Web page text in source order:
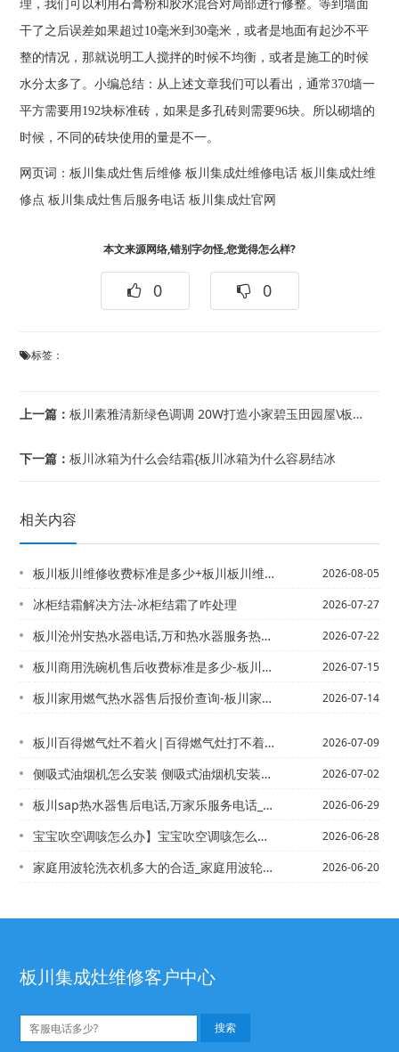
理，我们可以利用石膏粉和胶水混合对局部进行修整。等到墙面
干了之后误差如果超过10毫米到30毫米，或者是地面有起沙不平
整的情况，那就说明工人搅拌的时候不均衡，或者是施工的时候
水分太多了。小编总结：从上述文章我们可以看出，通常370墙一
平方需要用192块标准砖，如果是多孔砖则需要96块。所以砌墙的
时候，不同的砖块使用的量是不一。
网页词：板川集成灶售后维修 板川集成灶维修电话 板川集成灶维
修点 板川集成灶售后服务电话 板川集成灶官网
本文来源网络,错别字勿怪,您觉得怎么样?
0 0
标签：
上一篇：板川素雅清新绿色调调 20W打造小家碧玉田园屋\板川素雅自然休闲感 89平巴厘岛...
下一篇：板川冰箱为什么会结霜{板川冰箱为什么容易结冰
相关内容
板川板川维修收费标准是多少+板川板川维修收费标准是多少新版 2026-08-05
冰柜结霜解决方法-冰柜结霜了咋处理 2026-07-27
板川沧州安热水器电话,万和热水器服务热线【沧州安装太阳能热水器电话,修太阳能热水... 2026-07-22
板川商用洗碗机售后收费标准是多少-板川商用洗碗机售后收费标准是多少钱2027年最... 2026-07-15
板川家用燃气热水器售后报价查询-板川家用燃气热水器售后报价查询电话最新的标准 2026-07-14
板川百得燃气灶不着火|百得燃气灶打不着火 2026-07-09
侧吸式油烟机怎么安装 侧吸式油烟机安装方法\侧吸式油烟机怎么清洗 侧吸式油烟机清... 2026-07-02
板川sap热水器售后电话,万家乐服务电话_板川sast燃气灶打不着火 2026-06-29
宝宝吹空调咳怎么办】宝宝吹空调咳怎么办_1 2026-06-28
家庭用波轮洗衣机多大的合适_家庭用波轮洗衣机多大推荐,家庭用波轮洗衣机多大的合适... 2026-06-20
板川集成灶维修客户中心